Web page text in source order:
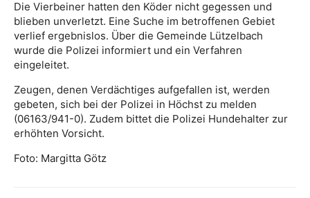
Die Vierbeiner hatten den Köder nicht gegessen und
blieben unverletzt. Eine Suche im betroffenen Gebiet
verlief ergebnislos. Über die Gemeinde Lützelbach
wurde die Polizei informiert und ein Verfahren
eingeleitet.
Zeugen, denen Verdächtiges aufgefallen ist, werden
gebeten, sich bei der Polizei in Höchst zu melden
(06163/941-0). Zudem bittet die Polizei Hundehalter zur
erhöhten Vorsicht.
Foto: Margitta Götz